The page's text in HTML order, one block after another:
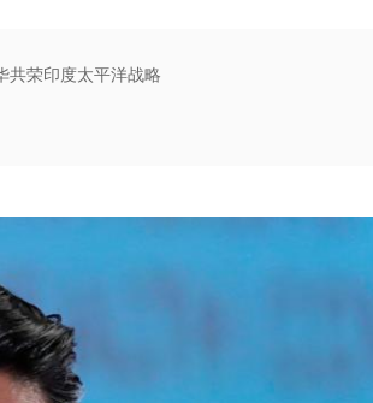
共荣印度太平洋战略